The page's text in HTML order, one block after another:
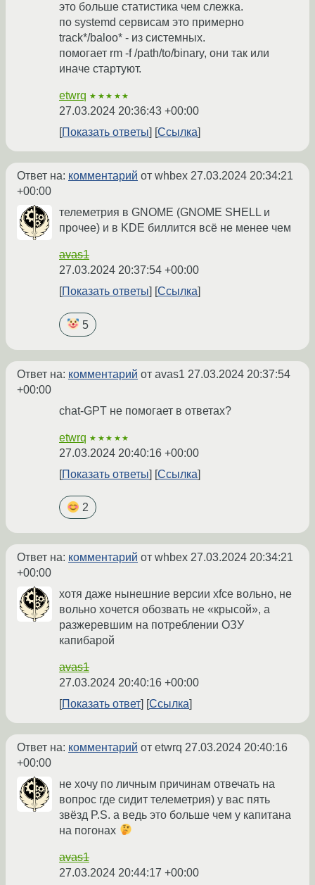
это больше статистика чем слежка.
по systemd сервисам это примерно
track*/baloo* - из системных.
помогает rm -f /path/to/binary, они так или
иначе стартуют.
etwrq ★★★★★
27.03.2024 20:36:43 +00:00
Показать ответы
Ссылка
Ответ на: комментарий от whbex 27.03.2024 20:34:21
+00:00
телеметрия в GNOME (GNOME SHELL и
прочее) и в KDE биллится всё не менее чем
avas1
27.03.2024 20:37:54 +00:00
Показать ответы
Ссылка
5
Ответ на: комментарий от avas1 27.03.2024 20:37:54
+00:00
chat-GPT не помогает в ответах?
etwrq ★★★★★
27.03.2024 20:40:16 +00:00
Показать ответы
Ссылка
2
Ответ на: комментарий от whbex 27.03.2024 20:34:21
+00:00
хотя даже нынешние версии xfce вольно, не
вольно хочется обозвать не «крысой», а
разжеревшим на потреблении ОЗУ
капибарой
avas1
27.03.2024 20:40:16 +00:00
Показать ответ
Ссылка
Ответ на: комментарий от etwrq 27.03.2024 20:40:16
+00:00
не хочу по личным причинам отвечать на
вопрос где сидит телеметрия) у вас пять
звёзд P.S. а ведь это больше чем у капитана
на погонах
avas1
27.03.2024 20:44:17 +00:00